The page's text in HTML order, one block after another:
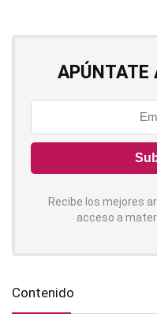
APÚNTATE
Recibe los mejores
acceso a
Contenido